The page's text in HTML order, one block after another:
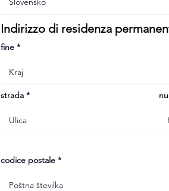
Indirizzo di residenza
fine
strada
codice postale